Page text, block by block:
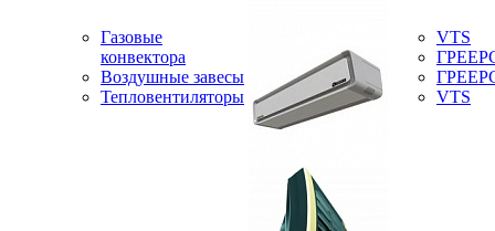
Газовые
конвектора
Воздушные завесы
Тепловентиляторы
VTS
VTS